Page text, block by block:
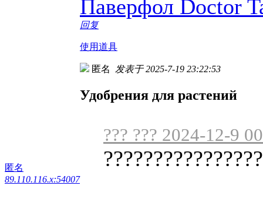
Паверфол Doctor
回复
使用道具
匿名
89.110.116.x:54007
匿名 发表于 2025-7-19 23:22:53
Удобрения для растений
??? ??? 2024-12-9